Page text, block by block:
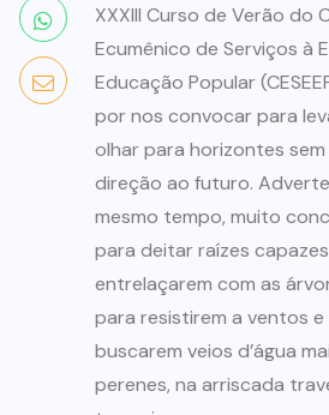
XXXIII Curso de Verão do
Ecumênico de Serviços à
Educação Popular
por nos convocar para
olhar para horizontes
direção ao futuro.
mesmo tempo, muito
para deitar raízes
entrelaçarem com as
para resistirem a ventos
buscarem veios d’água
perenes, na arriscada